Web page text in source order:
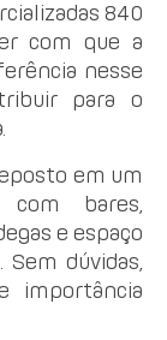
840
com que a
nesse
para o
em um
bares,
e espaço
dúvidas,
importância